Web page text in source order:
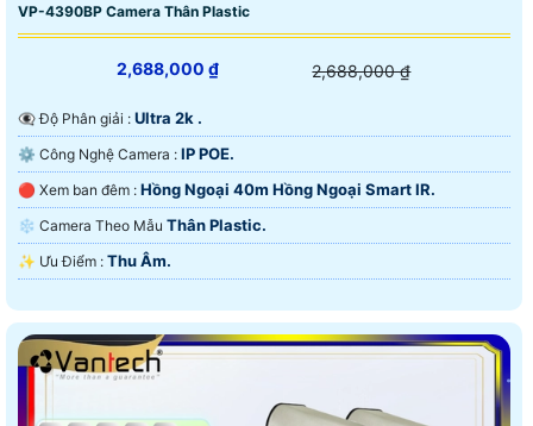
VP-4390BP Camera Thân Plastic
2,688,000 ₫ 2,688,000 ₫
👁️‍🗨 Độ Phân giải : Ultra 2k .
⚙ Công Nghệ Camera : IP POE.
🔴 Xem ban đêm : Hồng Ngoại 40m Hồng Ngoại Smart IR.
❄ Camera Theo Mẫu Thân Plastic.
️✨ Ưu Điểm : Thu Âm.